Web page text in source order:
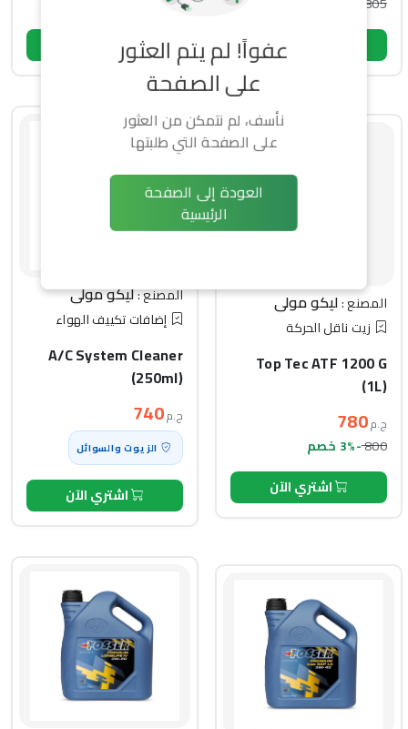
عفواً! لم يتم العثور
على الصفحة
نأسف، لم نتمكن من العثور
على الصفحة التي طلبتها
العودة إلى الصفحة
الرئيسية
اشتري الآن
اشتري الآن
المصنع :ليكو مولي
زيت ناقل الحركة
Top Tec ATF 1200 G
(1L)
ج.م780
800-3% خصم
اشتري الآن
المصنع :ليكو مولي
إضافات تكييف الهواء
A/C System Cleaner
(250ml)
ج.م740
الزيوت والسوائل
اشتري الآن
رقم الهاتف أو البريد الإلكتروني
كلمة المرور
نسيت كلمة السر؟
تسجيل الدخول
هاتف
بريد إلكتروني
كلمة المرور
إنشاء حساب
هل لديك حساب؟تسجيل الدخول